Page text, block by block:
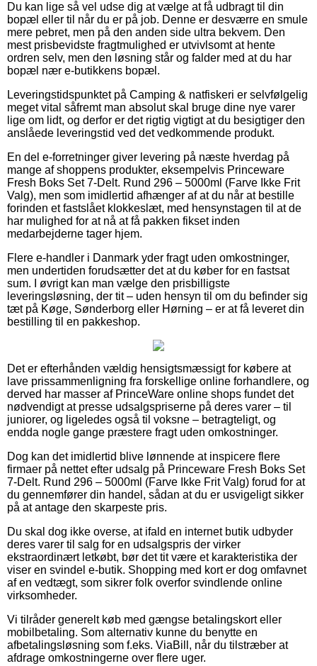
Du kan lige så vel udse dig at vælge at få udbragt til din
bopæl eller til når du er på job. Denne er desværre en smule
mere pebret, men på den anden side ultra bekvem. Den
mest prisbevidste fragtmulighed er utvivlsomt at hente
ordren selv, men den løsning står og falder med at du har
bopæl nær e-butikkens bopæl.
Leveringstidspunktet på Camping & natfiskeri er selvfølgelig
meget vital såfremt man absolut skal bruge dine nye varer
lige om lidt, og derfor er det rigtig vigtigt at du besigtiger den
anslåede leveringstid ved det vedkommende produkt.
En del e-forretninger giver levering på næste hverdag på
mange af shoppens produkter, eksempelvis Princeware
Fresh Boks Set 7-Delt. Rund 296 – 5000ml (Farve Ikke Frit
Valg), men som imidlertid afhænger af at du når at bestille
forinden et fastslået klokkeslæt, med hensynstagen til at de
har mulighed for at nå at få pakken fikset inden
medarbejderne tager hjem.
Flere e-handler i Danmark yder fragt uden omkostninger,
men undertiden forudsætter det at du køber for en fastsat
sum. I øvrigt kan man vælge den prisbilligste
leveringsløsning, der tit – uden hensyn til om du befinder sig
tæt på Køge, Sønderborg eller Hørning – er at få leveret din
bestilling til en pakkeshop.
Det er efterhånden vældig hensigtsmæssigt for købere at
lave prissammenligning fra forskellige online forhandlere, og
derved har masser af PrinceWare online shops fundet det
nødvendigt at presse udsalgspriserne på deres varer – til
juniorer, og ligeledes også til voksne – betragteligt, og
endda nogle gange præstere fragt uden omkostninger.
Dog kan det imidlertid blive lønnende at inspicere flere
firmaer på nettet efter udsalg på Princeware Fresh Boks Set
7-Delt. Rund 296 – 5000ml (Farve Ikke Frit Valg) forud for at
du gennemfører din handel, sådan at du er usvigeligt sikker
på at antage den skarpeste pris.
Du skal dog ikke overse, at ifald en internet butik udbyder
deres varer til salg for en udsalgspris der virker
ekstraordinært letkøbt, bør det tit være et karakteristika der
viser en svindel e-butik. Shopping med kort er dog omfavnet
af en vedtægt, som sikrer folk overfor svindlende online
virksomheder.
Vi tilråder generelt køb med gængse betalingskort eller
mobilbetaling. Som alternativ kunne du benytte en
afbetalingsløsning som f.eks. ViaBill, når du tilstræber at
afdrage omkostningerne over flere uger.